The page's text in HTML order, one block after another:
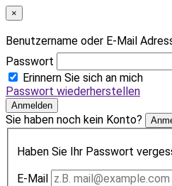
×
Benutzername oder E-Mail
Passwort
Erinnern Sie sich an mich
Passwort wiederherstellen
Anmelden
Sie haben noch kein Konto?
Haben Sie Ihr Passwort
E-Mail